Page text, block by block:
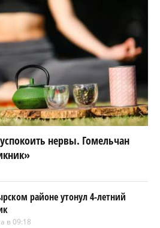
нервы. Гомельчан
районе утонул 4-летний
в 09:18